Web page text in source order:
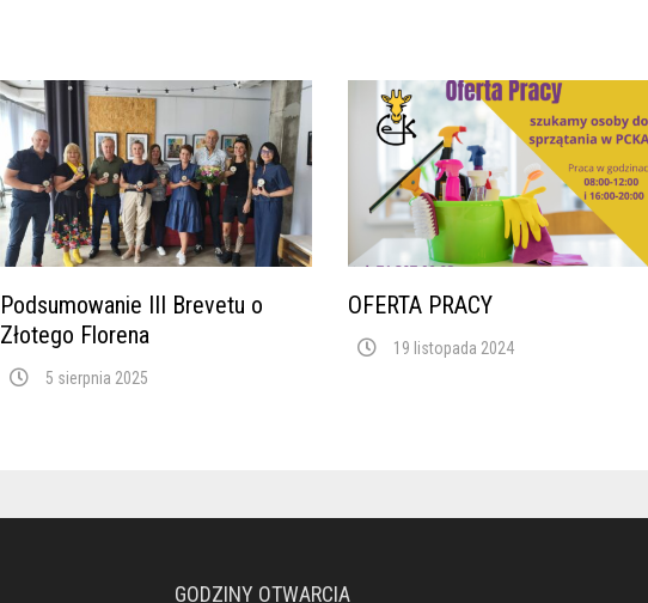
Podsumowanie III Brevetu o
Złotego Florena
5 sierpnia 2025
OFERTA PRACY
19 listopada 2024
GODZINY OTWARCIA